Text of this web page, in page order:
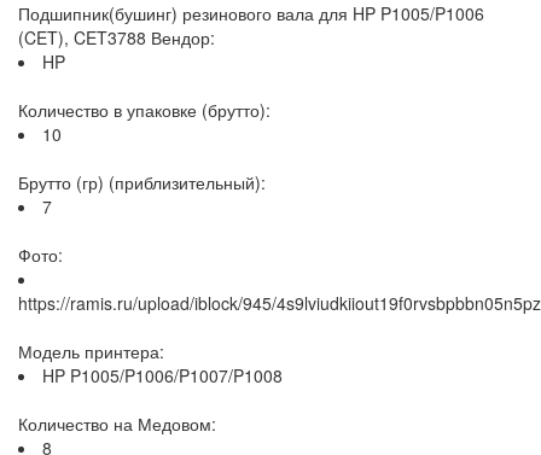
Подшипник(бушинг) резинового вала для HP P1005/P1006
(CET), CET3788 Вендор:
HP
Количество в упаковке (брутто):
10
Брутто (гр) (приблизительный):
7
Фото:
https://ramis.ru/upload/iblock/945/
Модель принтера:
HP P1005/P1006/P1007/P1008
Количество на Медовом:
8